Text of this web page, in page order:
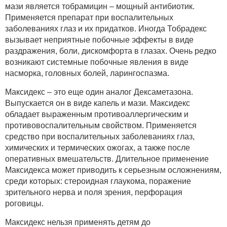
мази является тобрамицин – мощный антибиотик.
Применяется препарат при воспалительных
заболеваниях глаз и их придатков. Иногда Тобрадекс
вызывает неприятные побочные эффекты в виде
раздражения, боли, дискомфорта в глазах. Очень редко
возникают системные побочные явления в виде
насморка, головных болей, ларингоспазма.
Максидекс – это еще один аналог Дексаметазона.
Выпускается он в виде капель и мази. Максидекс
обладает выраженным противоаллергическим и
противовоспалительным свойством. Применяется
средство при воспалительных заболеваниях глаз,
химических и термических ожогах, а также после
оперативных вмешательств. Длительное применение
Максидекса может приводить к серьезным осложнениям,
среди которых: стероидная глаукома, поражение
зрительного нерва и поля зрения, перфорация
роговицы.
Максидекс нельзя применять детям до